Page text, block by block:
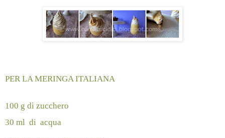
PER LA MERINGA ITALIANA
100 g di zucchero
30 ml di acqua